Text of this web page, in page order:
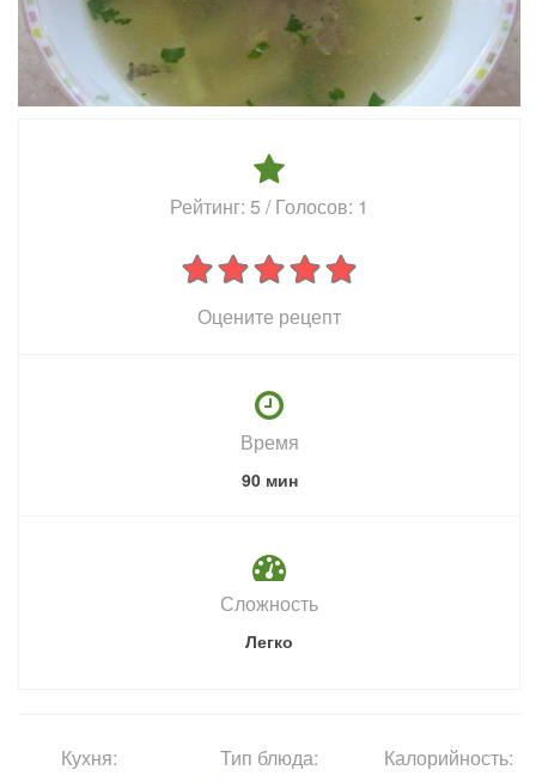
Рейтинг: 5 / Голосов: 1
Оцените рецепт
Время
90 мин
Сложность
Легко
Кухня: Тип блюда: Калорийность: